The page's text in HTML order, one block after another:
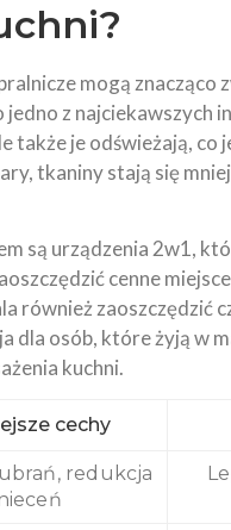
mogą
z najciekawszych
także je odświeżają,
tkaniny stają się
są urządzenia 2w1,
cenne
również zaoszczędzić
dla osób, które żyją w
kuchni.
cechy
redukcja